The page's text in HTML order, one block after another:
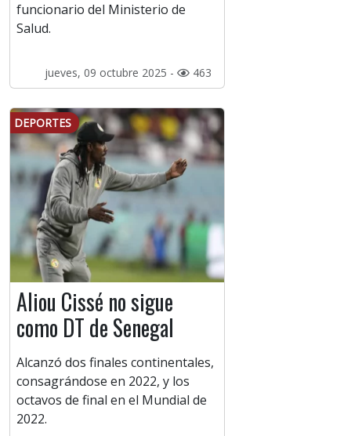
funcionario del Ministerio de
Salud.
jueves, 09 octubre 2025 - 463
DEPORTES
Aliou Cissé no sigue
como DT de Senegal
Alcanzó dos finales continentales,
consagrándose en 2022, y los
octavos de final en el Mundial de
2022.